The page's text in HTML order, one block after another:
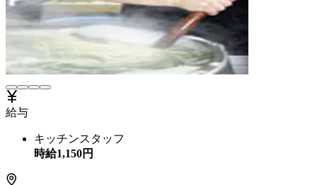
給与
キッチンスタッフ
時給1,150円